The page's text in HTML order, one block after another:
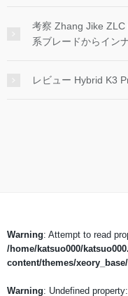
考察 Zhang Jike
系ブレードからイン
レビュー Hybrid K3
Warning: Attempt to read
/home/katsuo000/
content/themes/
Warning: Undefined